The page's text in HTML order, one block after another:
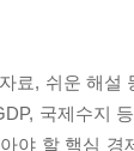
료, 쉬운 해
국제수지
야 할 핵심